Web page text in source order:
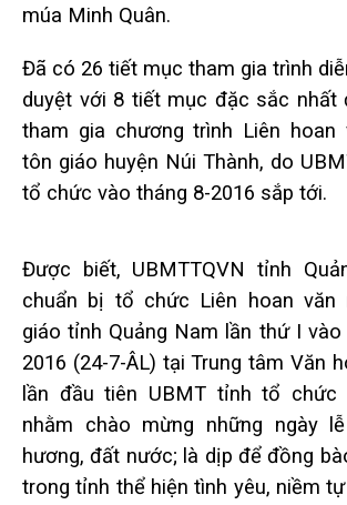
múa Minh Quân.
Đã có 26 tiết mục tham gia trình
duyệt với 8 tiết mục đặc sắc nhất
tham gia chương trình Liên hoan
tôn giáo huyện Núi Thành, do
tổ chức vào tháng 8-2016 sắp tới.
Được biết, UBMTTQVN tỉnh
chuẩn bị tổ chức Liên hoan văn
giáo tỉnh Quảng Nam lần thứ I
2016 (24-7-ÂL) tại Trung tâm Văn
lần đầu tiên UBMT tỉnh tổ chức
nhằm chào mừng những ngày
hương, đất nước; là dịp để đồng
trong tỉnh thể hiện tình yêu, niềm